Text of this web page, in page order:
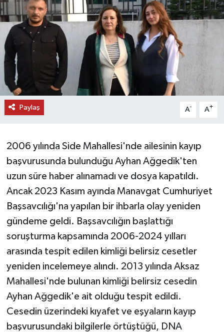
Paylaş A- A+
2006 yılında Side Mahallesi'nde ailesinin kayıp
başvurusunda bulunduğu Ayhan Ağgedik'ten
uzun süre haber alınamadı ve dosya kapatıldı.
Ancak 2023 Kasım ayında Manavgat Cumhuriyet
Başsavcılığı'na yapılan bir ihbarla olay yeniden
gündeme geldi. Başsavcılığın başlattığı
soruşturma kapsamında 2006-2024 yılları
arasında tespit edilen kimliği belirsiz cesetler
yeniden incelemeye alındı. 2013 yılında Aksaz
Mahallesi'nde bulunan kimliği belirsiz cesedin
Ayhan Ağgedik'e ait olduğu tespit edildi.
Cesedin üzerindeki kıyafet ve eşyaların kayıp
başvurusundaki bilgilerle örtüştüğü, DNA
EĞİTİM
TURİZM
RÖPORTAJ
VİDEO HABERLER
RESMİ İLAN
MAGAZİN